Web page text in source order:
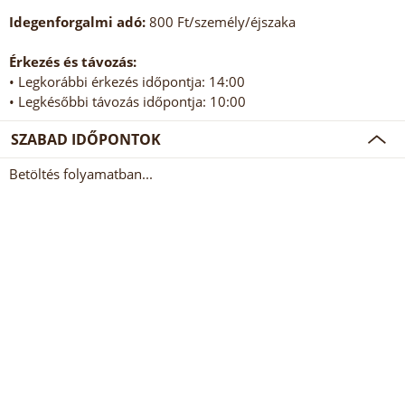
Idegenforgalmi adó: 800 Ft/személy/éjszaka
Érkezés és távozás:
• Legkorábbi érkezés időpontja: 14:00
• Legkésőbbi távozás időpontja: 10:00
SZABAD IDŐPONTOK
Betöltés folyamatban...